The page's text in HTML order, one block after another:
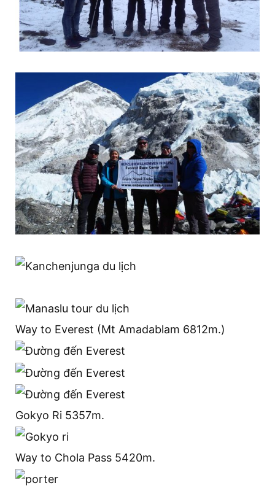
Way to Everest (Mt Amadablam 6812m.)
Gokyo Ri 5357m.
Way to Chola Pass 5420m.